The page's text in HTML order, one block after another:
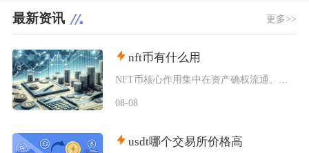
最新资讯 更多>>
nft币有什么用
08-08
usdt哪个交易所价格高